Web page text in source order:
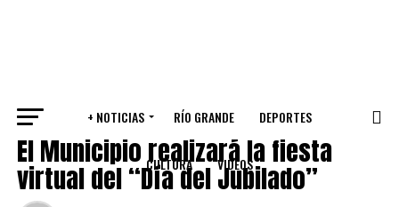
+ NOTICIAS RÍO GRANDE DEPORTES
CULTURA VIDEOS
RÍO GRANDE
El Municipio realizará la fiesta
virtual del “Día del Jubilado”